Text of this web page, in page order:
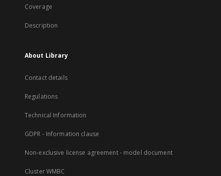
Coverage
Description
About Library
Contact details
Regulations
Technical Information
GDPR - Information clause
Non-exclusive license agreement - model document
Cluster WMBC